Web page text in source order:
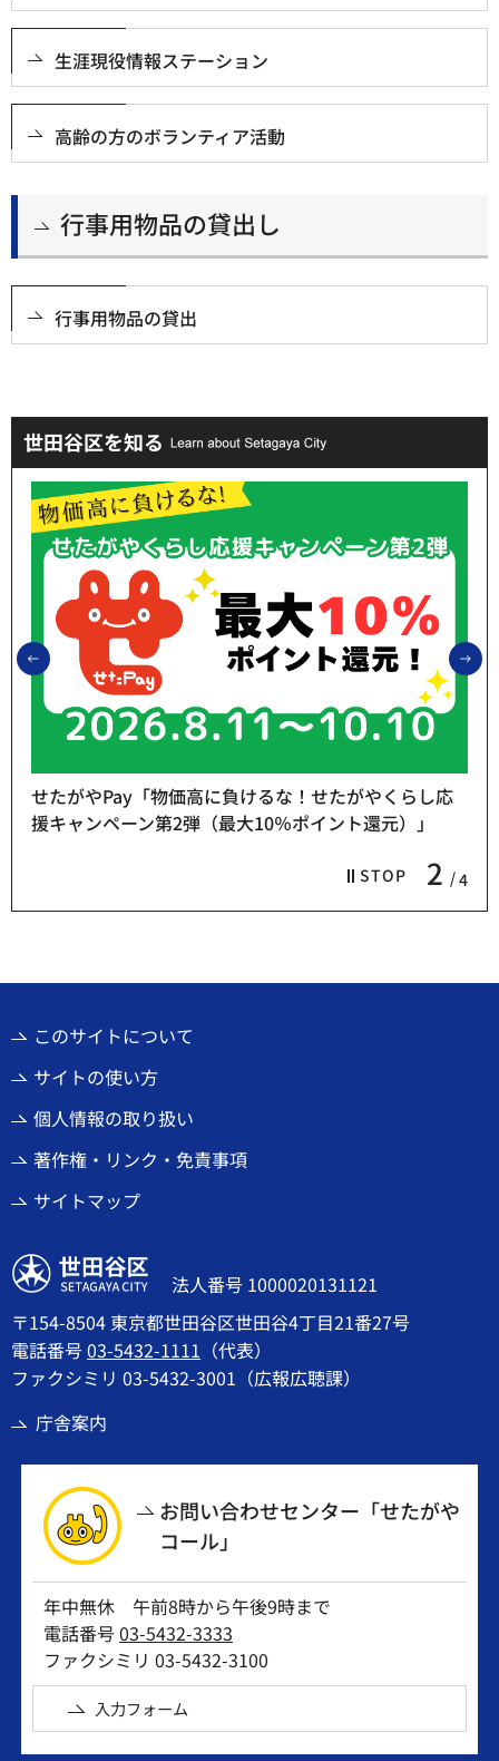
生涯現役情報ステーション
高齢の方のボランティア活動
行事用物品の貸出し
行事用物品の貸出
世田谷区を知る
前のスライドを表示
STOP 2 4
せたがやPay「物価高に負けるな！せたがやくらし応
援キャンペーン第2弾（最大10％ポイント還元）」
このサイトについて
サイトの使い方
個人情報の取り扱い
著作権・リンク・免責事項
サイトマップ
世田谷区
法人番号 1000020131121
〒154-8504 東京都世田谷区世田谷4丁目21番27号
電話番号03-5432-1111 （代表）
ファクシミリ 03-5432-3001（広報広聴課）
庁舎案内
お問い合わせセンター「せたがや
コール」
年中無休 午前8時から午後9時まで
電話番号03-5432-3333
ファクシミリ 03-5432-3100
入力フォーム